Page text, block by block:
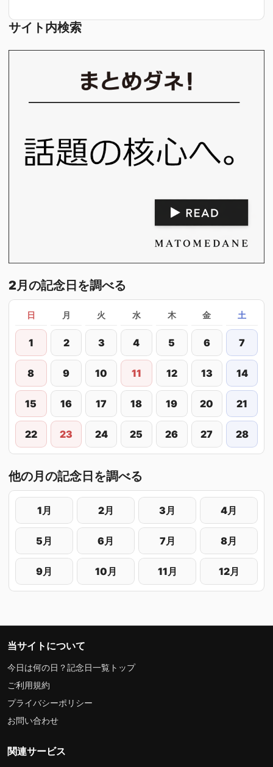
サイト内検索
2月の記念日を調べる
日 月 火 水 木 金 土
1 2 3 4 5 6 7
8 9 10 11 12 13 14
15 16 17 18 19 20 21
22 23 24 25 26 27 28
他の月の記念日を調べる
1月 2月 3月 4月
5月 6月 7月 8月
9月 10月 11月 12月
当サイトについて
今日は何の日？記念日一覧トップ
ご利用規約
プライバシーポリシー
お問い合わせ
関連サービス